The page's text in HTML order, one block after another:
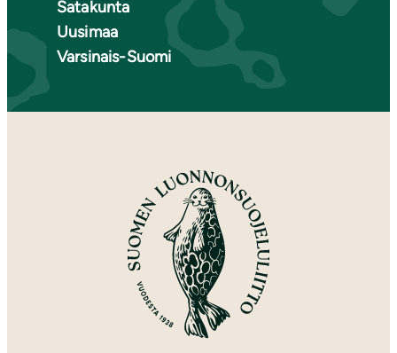
Satakunta
Uusimaa
Varsinais-Suomi